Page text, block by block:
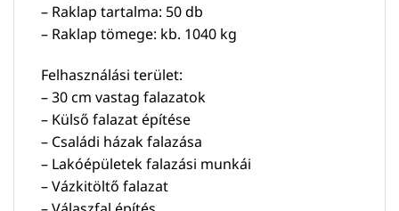
– Raklap tartalma: 50 db
– Raklap tömege: kb. 1040 kg
Felhasználási terület:
– 30 cm vastag falazatok
– Külső falazat építése
– Családi házak falazása
– Lakóépületek falazási munkái
– Vázkitöltő falazat